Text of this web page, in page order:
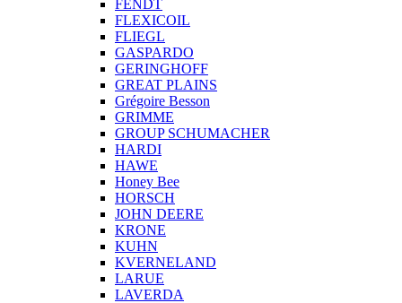
FENDT
FLEXICOIL
FLIEGL
GASPARDO
GERINGHOFF
GREAT PLAINS
Grégoire Besson
GRIMME
GROUP SCHUMACHER
HARDI
HAWE
Honey Bee
HORSCH
JOHN DEERE
KRONE
KUHN
KVERNELAND
LARUE
LAVERDA